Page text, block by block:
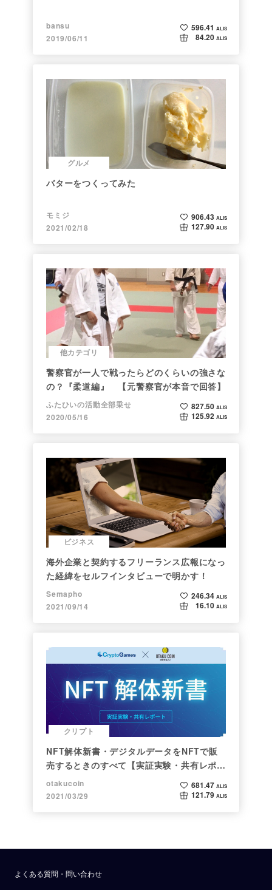
bansu
2019/06/11
596.41 ALIS
84.20 ALIS
グルメ
バターをつくってみた
モミジ
2021/02/18
906.43 ALIS
127.90 ALIS
他カテゴリ
警察官が一人で戦ったらどのくらいの強さな
の？『柔道編』 【元警察官が本音で回答】
ふたひいの活動全部乗せ
2020/05/16
827.50 ALIS
125.92 ALIS
ビジネス
海外企業と契約するフリーランス広報になっ
た経緯をセルフインタビューで明かす！
Semapho
2021/09/14
246.34 ALIS
16.10 ALIS
クリプト
NFT解体新書・デジタルデータをNFTで販
売するときのすべて【実証実験・共有レポー
ト】
otakucoin
2021/03/29
681.47 ALIS
121.79 ALIS
よくある質問・問い合わせ